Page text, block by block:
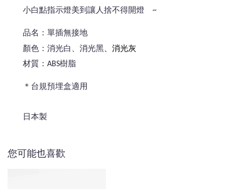
小白點指示燈美到讓人捨不得開燈 ~
品名：單插無接地
顏色：消光白、消光黑、消光灰
材質：ABS樹脂
＊台規預埋盒適用
日本製
您可能也喜歡